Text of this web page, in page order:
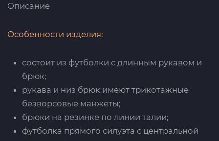
Описание
Особенности изделия:
состоит из футболки с длинным рукавом и
брюк;
рукава и низ брюк имеют трикотажные
безворсовые манжеты;
брюки на резинке по линии талии;
футболка прямого силуэта с центральной